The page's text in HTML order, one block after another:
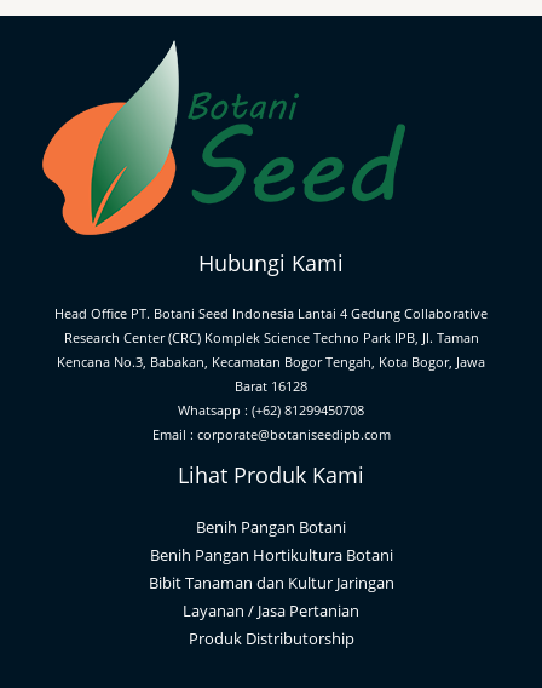
Hubungi Kami
Head Office PT. Botani Seed Indonesia Lantai 4 Gedung Collaborative
Research Center (CRC) Komplek Science Techno Park IPB, Jl. Taman
Kencana No.3, Babakan, Kecamatan Bogor Tengah, Kota Bogor, Jawa
Barat 16128
Whatsapp : (+62) 81299450708
Email : corporate@botaniseedipb.com
Lihat Produk Kami
Benih Pangan Botani
Benih Pangan Hortikultura Botani
Bibit Tanaman dan Kultur Jaringan
Layanan / Jasa Pertanian
Produk Distributorship